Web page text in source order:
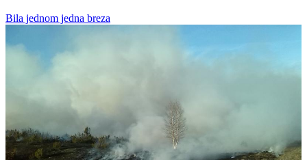
Bila jednom jedna breza